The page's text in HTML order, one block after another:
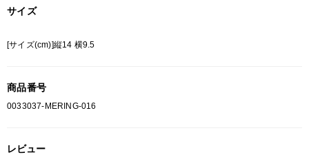
総柄の商品は使用している生地の部分によって 写真と異なる場合がございま
ご迷惑をお掛け致しますが 何卒ご了承下さいますようお願い致します。
サイズ
[サイズ(cm)]縦14 横9.5
商品番号
0033037-MERING-016
レビュー